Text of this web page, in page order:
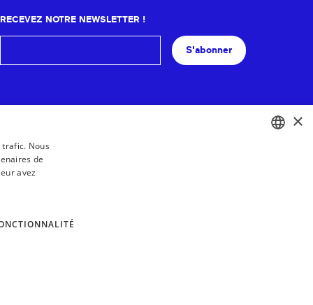
RECEVEZ NOTRE NEWSLETTER !
S'abonner
×
Nous
de
avez